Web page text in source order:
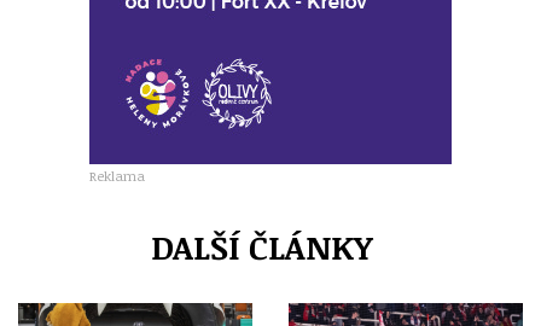
Reklama
DALŠÍ ČLÁNKY